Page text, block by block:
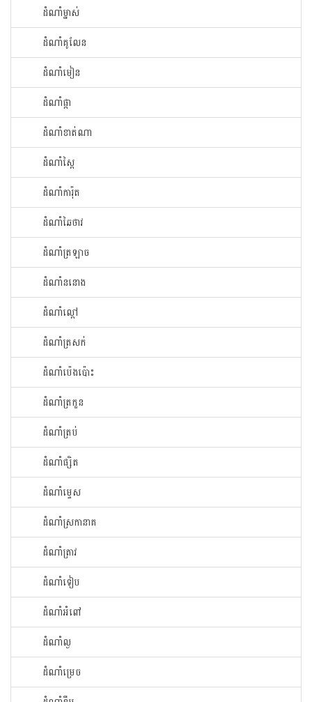
ដំណាំ​ម្នាស់​
ដំណាំ​គូលែន​
ដំណាំ​មៀន​
ដំណាំ​ផ្កា​
ដំណាំ​ខាត់ណា
ដំណាំ​ស្ពៃ​
ដំណាំ​ការ៉ុត
ដំណាំ​ឆៃ​ថាវ​
ដំណាំ​ត្រឡាច
ដំណាំ​ននោង​
ដំណាំ​ល្ពៅ​
ដំណាំ​ត្រសក់
ដំណាំ​ប៉េង​ប៉ោះ​
ដំណាំ​ត្រកួន
ដំណាំ​ត្រប់​
ដំណាំ​ផ្សិត​
ដំណាំ​ម្ទេស​
ដំណាំ​ស្រកានាគ
ដំណាំ​ត្រាវ
ដំណាំទៀប
ដំណាំអំពៅ
ដំណាំល្ង
ដំណាំម្រេច